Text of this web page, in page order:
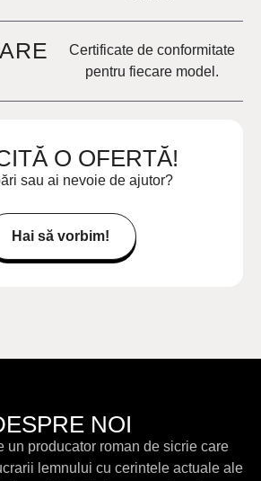
O OFERTĂ!
sau ai nevoie de ajutor?
Hai să vorbim!
Certificate de conformitate
pentru fiecare model.
NOI
un producator roman de sicrie care
lemnului cu cerintele actuale ale